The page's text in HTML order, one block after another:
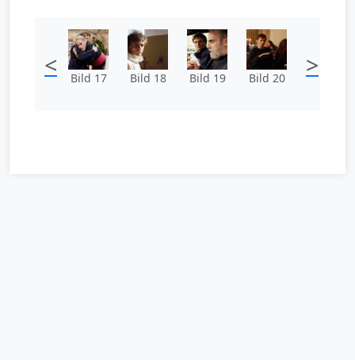
< Bild 17 Bild 18 Bild 19 Bild 20 >